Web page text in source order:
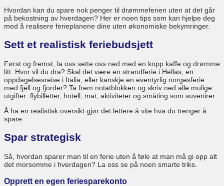
Hvordan kan du spare nok penger til drømmeferien uten at det går
på bekostning av hverdagen? Her er noen tips som kan hjelpe deg
med å realisere ferieplanene dine uten økonomiske bekymringer.
Sett et realistisk feriebudsjett
Først og fremst, la oss sette oss ned med en kopp kaffe og drømme
litt. Hvor vil du dra? Skal det være en strandferie i Hellas, en
oppdagelsesreise i Italia, eller kanskje en eventyrlig norgesferie
med fjell og fjorder? Ta frem notatblokken og skriv ned alle mulige
utgifter: flybilletter, hotell, mat, aktiviteter og småting som suvenirer.
Å ha en realistisk oversikt gjør det lettere å vite hva du trenger å
spare.
Spar strategisk
Så, hvordan sparer man til en ferie uten å føle at man må gi opp alt
det morsomme i hverdagen? La oss se på noen smarte triks.
Opprett en egen feriesparekonto